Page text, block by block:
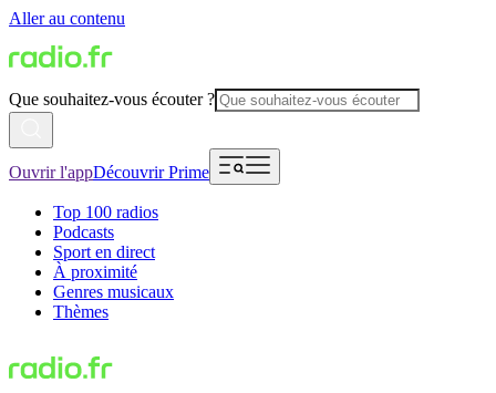
Aller au contenu
Que souhaitez-vous écouter ?
Ouvrir l'appDécouvrir Prime
Top 100 radios
Podcasts
Sport en direct
À proximité
Genres musicaux
Thèmes